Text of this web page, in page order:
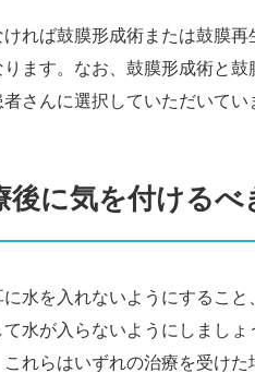
れば鼓膜形成術または鼓膜
ます。なお、鼓膜形成術と
さんに選択していただいてい
後に気を付けるべ
水を入れないようにするこ
水が入らないようにしまし
れらはいずれの治療を受け